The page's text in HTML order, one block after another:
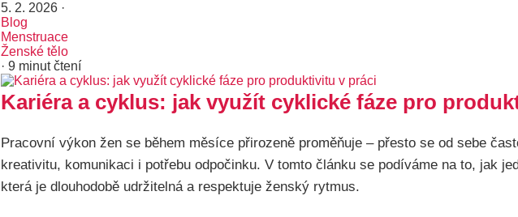
5. 2. 2026 ·
Blog
Menstruace
Ženské tělo
· 9 minut čtení
Kariéra a cyklus: jak využít cyklické fáze pro
Pracovní výkon žen se během měsíce přirozeně proměňuje – přesto se od sebe
kreativitu, komunikaci i potřebu odpočinku. V tomto článku se podíváme na to, jak
která je dlouhodobě udržitelná a respektuje ženský rytmus.